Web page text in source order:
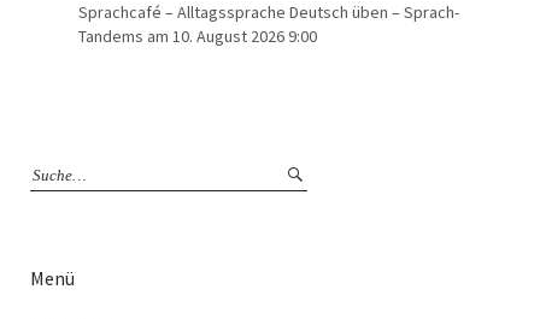
Sprachcafé – Alltagssprache Deutsch üben – Sprach-
Tandems am 10. August 2026 9:00
Menü